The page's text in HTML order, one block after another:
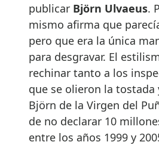
publicar Björn Ulvaeus.
mismo afirma que
pero que era la única
para desgravar. El
rechinar tanto a los
que se olieron la tostada
Björn de la Virgen del
de no declarar 10
entre los años 1999 y